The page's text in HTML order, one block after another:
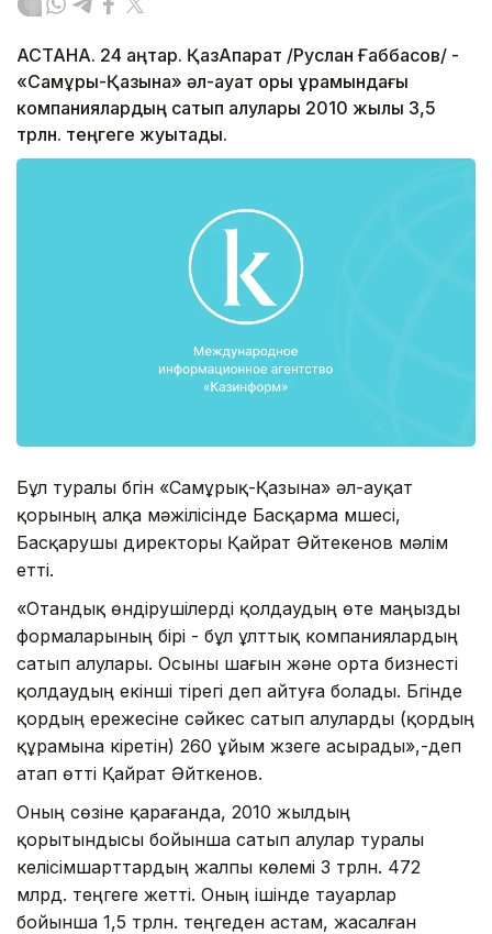
АСТАНА. 24 қаңтар. ҚазАқпарат /Руслан Ғаббасов/ -
«Самұрық-Қазына» әл-ауқат қоры құрамындағы
компаниялардың сатып алулары 2010 жылы 3,5
трлн. теңгеге жуықтады.
Бұл туралы бүгін «Самұрық-Қазына» әл-ауқат
қорының алқа мәжілісінде Басқарма мүшесі,
Басқарушы директоры Қайрат Әйтекенов мәлім
етті.
«Отандық өндірушілерді қолдаудың өте маңызды
формаларының бірі - бұл ұлттық компаниялардың
сатып алулары. Осыны шағын және орта бизнесті
қолдаудың екінші тірегі деп айтуға болады. Бүгінде
қордың ережесіне сәйкес сатып алуларды (қордың
құрамына кіретін) 260 ұйым жүзеге асырады»,-деп
атап өтті Қайрат Әйткенов.
Оның сөзіне қарағанда, 2010 жылдың
қорытындысы бойынша сатып алулар туралы
келісімшарттардың жалпы көлемі 3 трлн. 472
млрд. теңгеге жетті. Оның ішінде тауарлар
бойынша 1,5 трлн. теңгеден астам, жасалған